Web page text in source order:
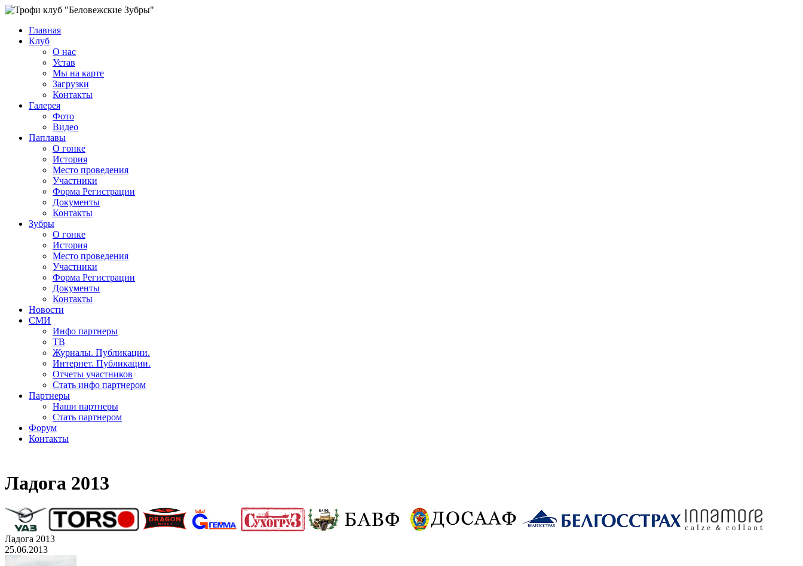
Главная
Клуб
О нас
Устав
Мы на карте
Загрузки
Контакты
Галерея
Фото
Видео
Паплавы
О гонке
История
Место проведения
Участники
Форма Регистрации
Документы
Контакты
Зубры
О гонке
История
Место проведения
Участники
Форма Регистрации
Документы
Контакты
Новости
СМИ
Инфо партнеры
ТВ
Журналы. Публикации.
Интернет. Публикации.
Отчеты участников
Стать инфо партнером
Партнеры
Наши партнеры
Стать партнером
Форум
Контакты
Ладога 2013
Ладога 2013
25.06.2013